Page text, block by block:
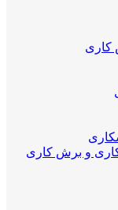
کاری
و برش کاری